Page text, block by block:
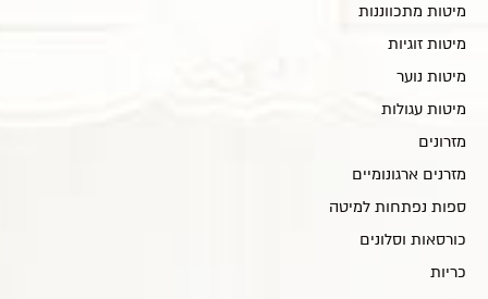
מיטות מתכווננות
מיטות זוגיות
מיטות נוער
מיטות עגולות
מזרונים
מזרנים ארגונומיים
ספות נפתחות למיטה
כורסאות וסלונים
כריות